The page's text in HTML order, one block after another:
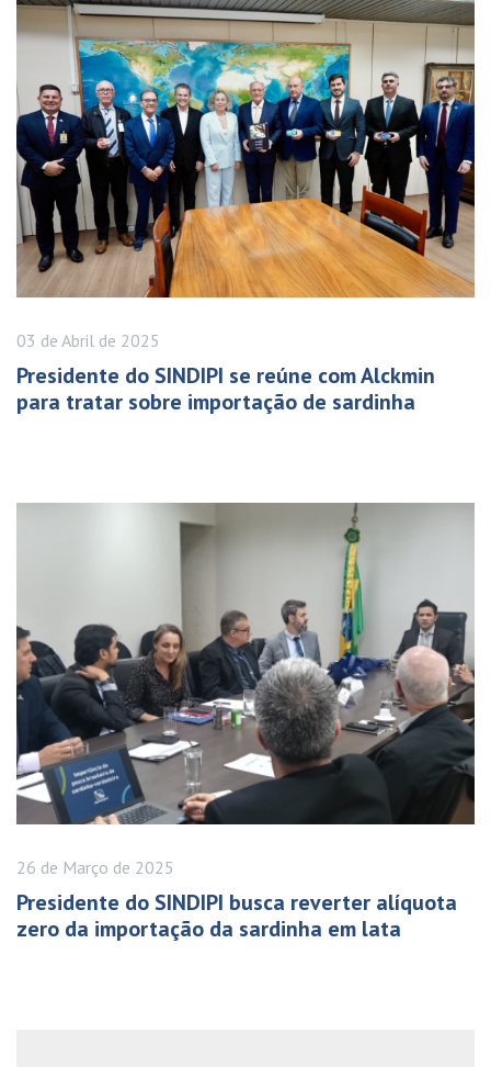
03 de Abril de 2025
Presidente do SINDIPI se reúne com Alckmin
para tratar sobre importação de sardinha
26 de Março de 2025
Presidente do SINDIPI busca reverter alíquota
zero da importação da sardinha em lata